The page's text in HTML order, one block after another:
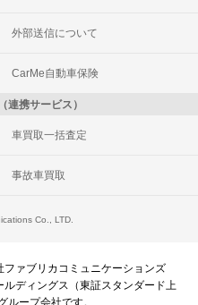
外部送信について
CarMe自動車保険
連携サービス）
車買取一括査定
事故車買取
Co., LTD.
ァブリカコミュニケーションズ
ディングス（東証スタンダード上